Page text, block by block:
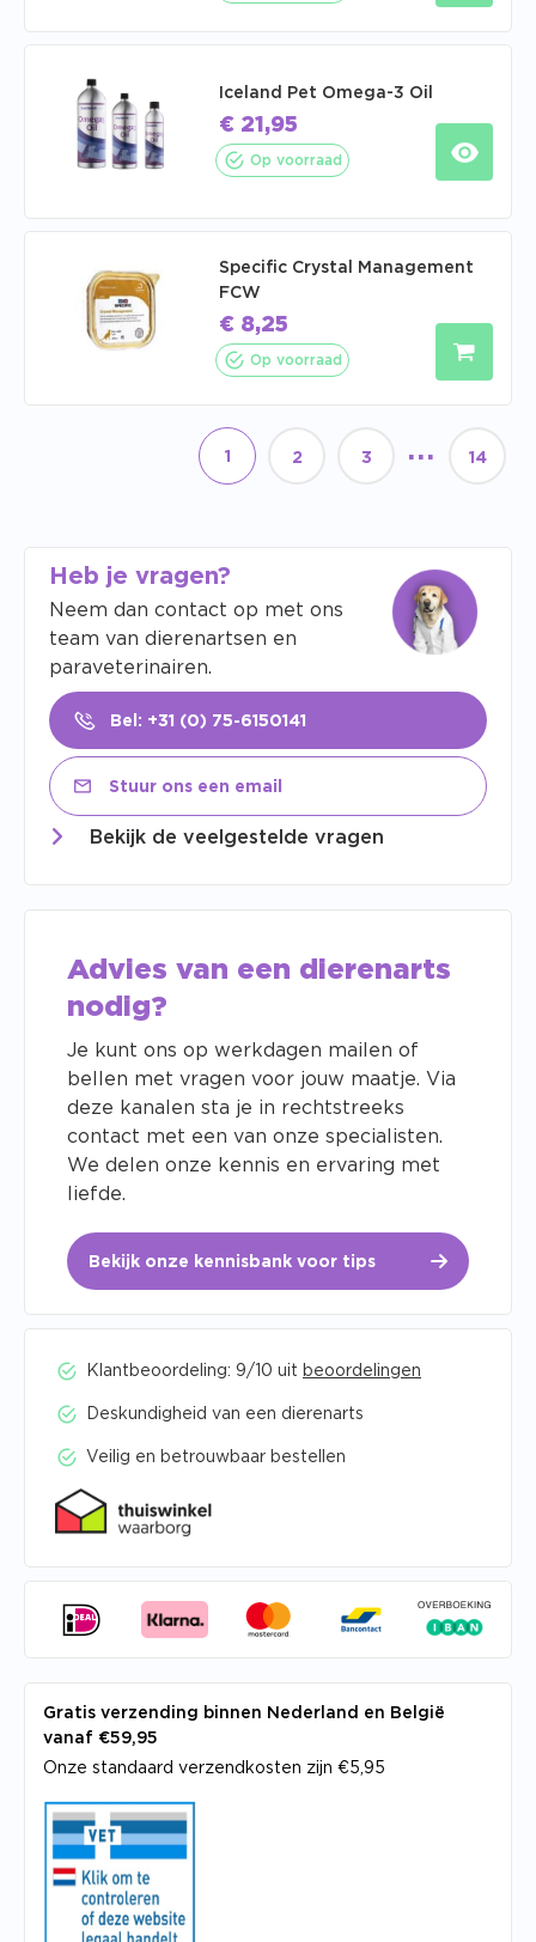
Iceland Pet Omega-3 Oil
€ 21,95
Op voorraad
Specific Crystal Management
FCW
€ 8,25
Op voorraad
1 2 3 ... 14
Heb je vragen?
Neem dan contact op met ons
team van dierenartsen en
paraveterinairen.
Bel: +31 (0) 75-6150141
Stuur ons een email
Bekijk de veelgestelde vragen
Advies van een dierenarts
nodig?
Je kunt ons op werkdagen mailen of
bellen met vragen voor jouw maatje. Via
deze kanalen sta je in rechtstreeks
contact met een van onze specialisten.
We delen onze kennis en ervaring met
liefde.
Bekijk onze kennisbank voor tips
Klantbeoordeling: 9/10 uit beoordelingen
Deskundigheid van een dierenarts
Veilig en betrouwbaar bestellen
Gratis verzending binnen Nederland en België
vanaf €59,95
Onze standaard verzendkosten zijn €5,95